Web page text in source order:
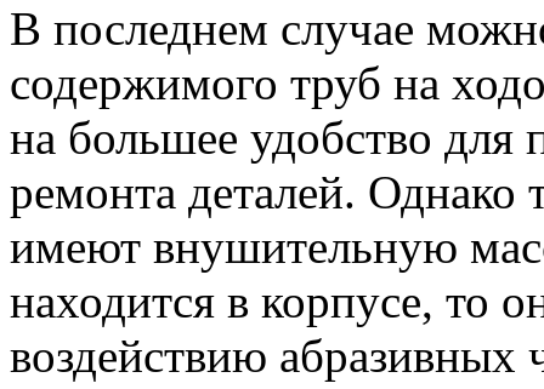
В последнем случае
содержимого труб на
на большее удобство для
ремонта деталей. Однако
имеют внушительную
находится в корпусе, то
воздействию абразивных